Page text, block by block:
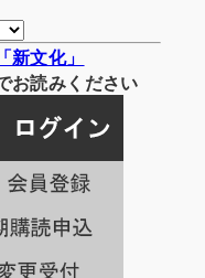
新文化」
お読みください